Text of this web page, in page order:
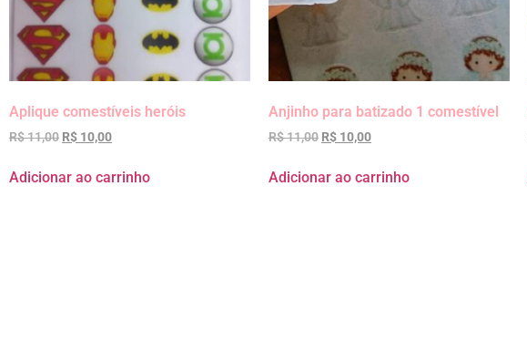
Aplique comestíveis heróis
R$11,00 R$ 10,00
Adicionar ao carrinho
Anjinho para batizado 1 comestível
R$11,00 R$ 10,00
Adicionar ao carrinho